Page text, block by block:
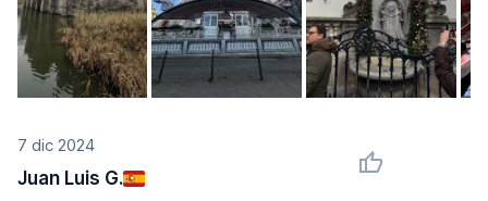
7 dic 2024
Juan Luis G.